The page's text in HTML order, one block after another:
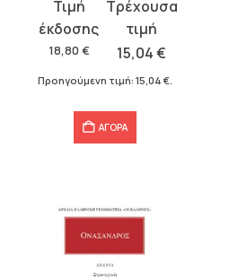
18,80 €
Original
price
was:
18,80 €.
15,04€
τρέχουσα
τιμή
είναι:
Προηγούμενη τιμή: 15,04 €.
ΑΓΟΡΑ